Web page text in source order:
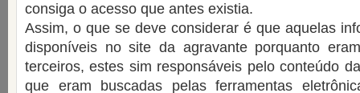
consiga o acesso que antes existia.
Assim, o que se deve considerar é que aquelas
disponíveis no site da agravante porquanto
terceiros, estes sim responsáveis pelo conteúdo
que eram buscadas pelas ferramentas